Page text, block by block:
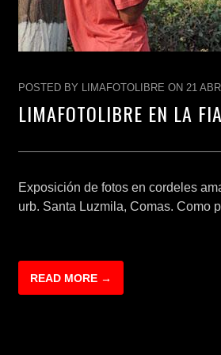
POSTED BY LIMAFOTOLIBRE ON 21
LIMAFOTOLIBRE EN LA
Exposición de fotos en cordeles
urb. Santa Luzmila, Comas. Como
READ MORE →